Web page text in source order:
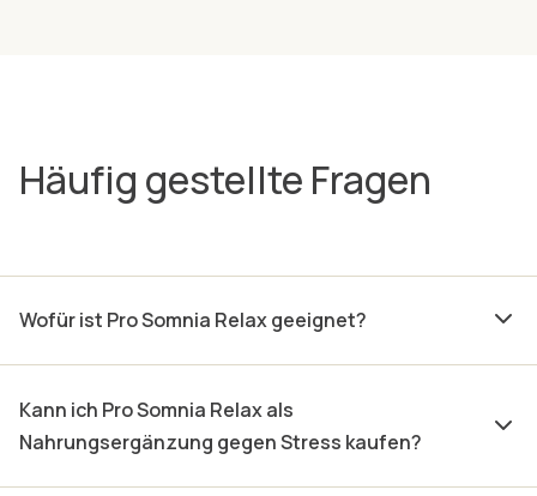
Häufig gestellte Fragen
Wofür ist Pro Somnia Relax geeignet?
Kann ich Pro Somnia Relax als
Nahrungsergänzung gegen Stress kaufen?